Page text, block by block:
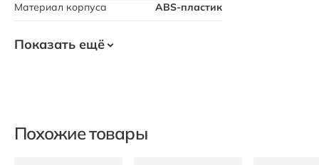
Материал корпуса
ABS-пластик
Показать ещё
Похожие товары